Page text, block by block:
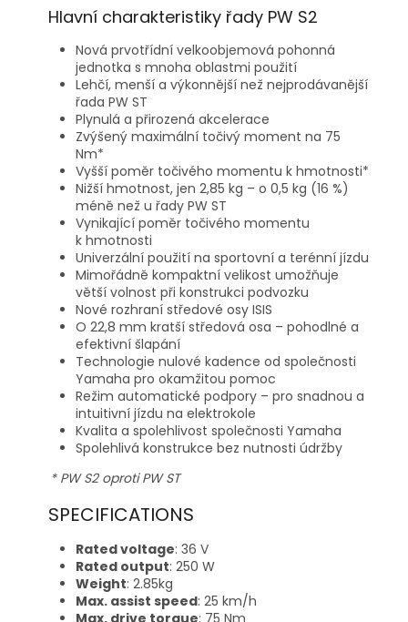
Hlavní charakteristiky řady PW S2
Nová prvotřídní velkoobjemová pohonná
jednotka s mnoha oblastmi použití
Lehčí, menší a výkonnější než nejprodávanější
řada PW ST
Plynulá a přirozená akcelerace
Zvýšený maximální točivý moment na 75
Nm*
Vyšší poměr točivého momentu k hmotnosti*
Nižší hmotnost, jen 2,85 kg – o 0,5 kg (16 %)
méně než u řady PW ST
Vynikající poměr točivého momentu
k hmotnosti
Univerzální použití na sportovní a terénní jízdu
Mimořádně kompaktní velikost umožňuje
větší volnost při konstrukci podvozku
Nové rozhraní středové osy ISIS
O 22,8 mm kratší středová osa – pohodlné a
efektivní šlapání
Technologie nulové kadence od společnosti
Yamaha pro okamžitou pomoc
Režim automatické podpory – pro snadnou a
intuitivní jízdu na elektrokole
Kvalita a spolehlivost společnosti Yamaha
Spolehlivá konstrukce bez nutnosti údržby
* PW S2 oproti PW ST
SPECIFICATIONS
Rated voltage: 36 V
Rated output: 250 W
Weight: 2.85kg
Max. assist speed: 25 km/h